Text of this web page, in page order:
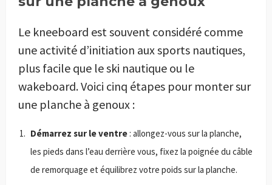
Le kneeboard est souvent considéré comme
une activité d’initiation aux sports nautiques,
plus facile que le ski nautique ou le
wakeboard. Voici cinq étapes pour monter sur
une planche à genoux :
Démarrez sur le ventre : allongez-vous sur la planche,
les pieds dans l’eau derrière vous, fixez la poignée du câble
de remorquage et équilibrez votre poids sur la planche.